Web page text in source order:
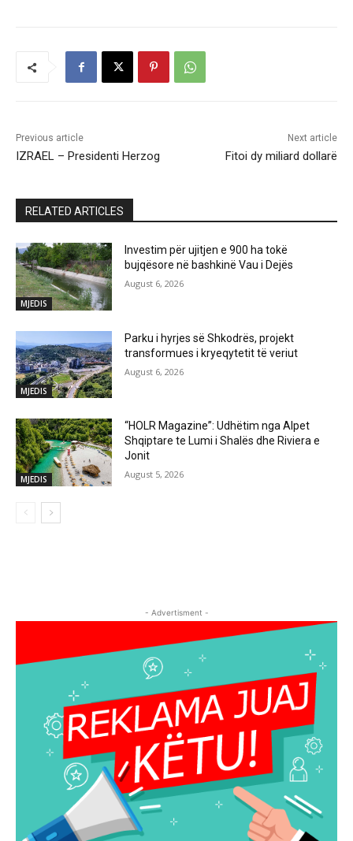
Previous article
IZRAEL – Presidenti Herzog
Next article
Fitoi dy miliard dollarë
RELATED ARTICLES
MJEDIS
Investim për ujitjen e 900 ha tokë
bujqësore në bashkinë Vau i Dejës
August 6, 2026
MJEDIS
Parku i hyrjes së Shkodrës, projekt
transformues i kryeqytetit të veriut
August 6, 2026
MJEDIS
“HOLR Magazine”: Udhëtim nga Alpet
Shqiptare te Lumi i Shalës dhe Riviera e
Jonit
August 5, 2026
- Advertisment -